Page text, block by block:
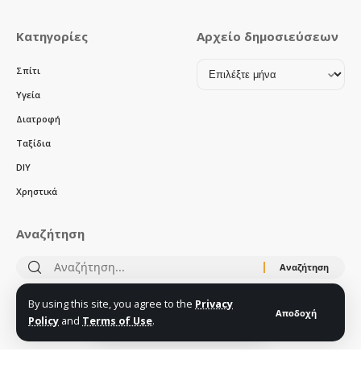
By using this site, you agree to the Privacy
Policy and Terms of Use.
Αποδοχή
Κατηγορίες
Σπίτι
Υγεία
Διατροφή
Ταξίδια
DIY
Χρηστικά
Αρχείο δημοσιεύσεων
Αρχείο
Αναζήτηση
Αναζήτηση
Ακολούθησέ μας